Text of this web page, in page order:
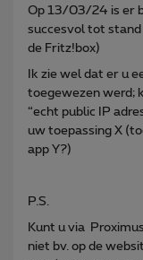
Op 13/03/24 is er
succesvol tot stand
de Fritz!box)
Ik zie wel dat er u
toegewezen werd;
“echt public IP
uw toepassing X
app Y?)
P.S.
Kunt u via
niet bv. op de